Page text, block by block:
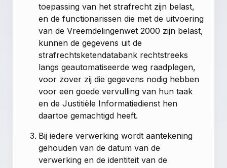
toepassing van het strafrecht zijn belast,
en de functionarissen die met de uitvoering
van de Vreemdelingenwet 2000 zijn belast,
kunnen de gegevens uit de
strafrechtsketendatabank rechtstreeks
langs geautomatiseerde weg raadplegen,
voor zover zij die gegevens nodig hebben
voor een goede vervulling van hun taak
en de Justitiële Informatiedienst hen
daartoe gemachtigd heeft.
Bij iedere verwerking wordt aantekening
gehouden van de datum van de
verwerking en de identiteit van de